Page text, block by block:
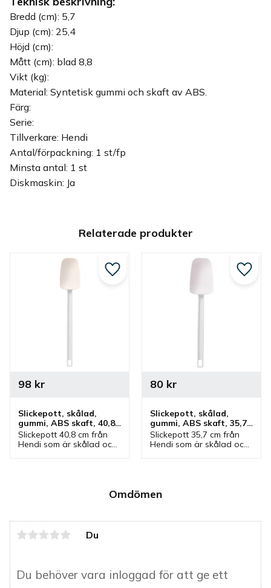
Bredd (cm): 5,7
Djup (cm): 25,4
Höjd (cm):
Mått (cm): blad 8,8
Vikt (kg):
Material: Syntetisk gummi och skaft av ABS.
Färg:
Serie:
Tillverkare: Hendi
Antal/förpackning: 1 st/fp
Minsta antal: 1 st
Diskmaskin: Ja
Omdömen
Du
Relaterade produkter
Slickepott, skålad,
gummi, ABS skaft, 40,8
cm
Slickepott 40,8 cm från
Hendi som är skålad och
98kr
Lägg till i favoriter
Slickepott, skålad,
gummi, ABS skaft, 35,7
cm
Slickepott 35,7 cm från
Hendi som är skålad och
80kr
Lägg